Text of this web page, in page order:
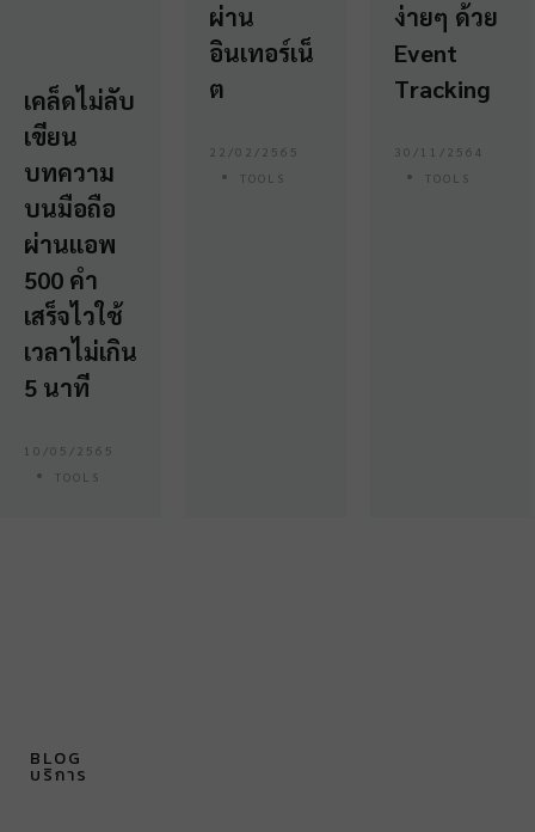
เคล็ดไม่ลับ
เขียน
บทความ
บนมือถือ
ผ่านแอพ
500 คำ
เสร็จไวใช้
เวลาไม่เกิน
5 นาที
10/05/2565
TOOLS
ผ่าน
อินเทอร์เน็
ต
22/02/2565
TOOLS
ง่ายๆ ด้วย
Event
Tracking
30/11/2564
TOOLS
BLOG
บริการ